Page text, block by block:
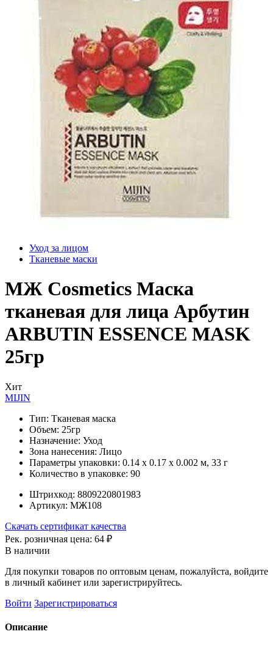
Уход за лицом
Тканевые маски
МЖ Cosmetics Маска
тканевая для лица Арбутин
ARBUTIN ESSENCE MASK
25гр
Хит
MIJIN
Тип: Тканевая маска
Объем: 25гр
Назначение: Уход
Зона нанесения: Лицо
Параметры упаковки: 0.14 x 0.17 x 0.002 м, 33 г
Количество в упаковке: 90
Штрихкод: 8809220801983
Артикул: МЖ108
Скачать сертификат качества
Рек. розничная цена: 64 ₽
В наличии
Для покупки товаров по оптовым ценам, пожалуйста, войдите
в личный кабинет или зарегистрируйтесь.
Войти Зарегистрироваться
Описание